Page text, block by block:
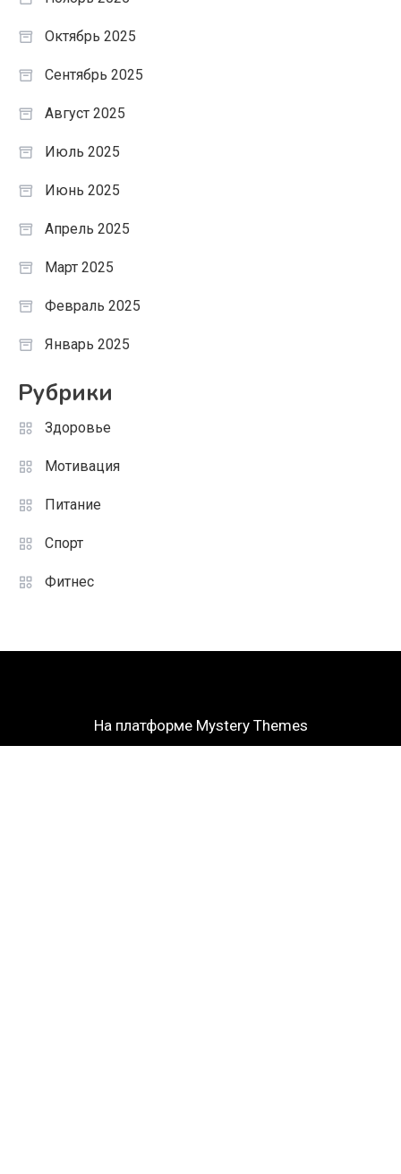
Октябрь 2025
Сентябрь 2025
Август 2025
Июль 2025
Июнь 2025
Апрель 2025
Март 2025
Февраль 2025
Январь 2025
Рубрики
Здоровье
Мотивация
Питание
Спорт
Фитнес
На платформе Mystery Themes